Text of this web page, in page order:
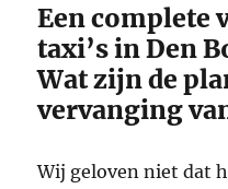
Een complete
taxi’s in Den
Wat zijn de
vervanging
Wij geloven niet dat